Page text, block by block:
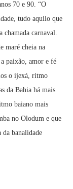
70 e 90. “O
tudo aquilo que
chamada carnaval.
maré cheia na
paixão, amor e fé
o ijexá, ritmo
da Bahia há mais
baiano mais
no Olodum e que
banalidade